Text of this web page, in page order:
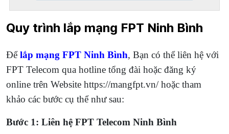
Quy trình lắp mạng FPT Ninh Bình
Đểlắp mạng FPT Ninh Bình, Bạn có thể liên hệ với
FPT Telecom qua hotline tổng đài hoặc đăng ký
online trên Website https://mangfpt.vn/ hoặc tham
khảo các bước cụ thể như sau:
Bước 1: Liên hệ FPT Telecom Ninh Bình